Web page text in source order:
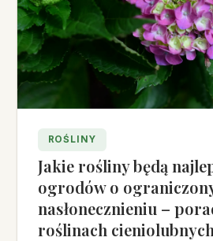
ROŚLINY
Jakie rośliny będą
ogrodów o
nasłonecznieniu –
roślinach cieniolubnych